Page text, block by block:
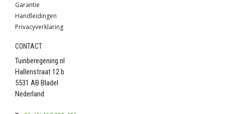
Garantie
Handleidingen
Privacyverklaring
CONTACT
Tuinberegening.nl
Hallenstraat 12 b
5531 AB Bladel
Nederland